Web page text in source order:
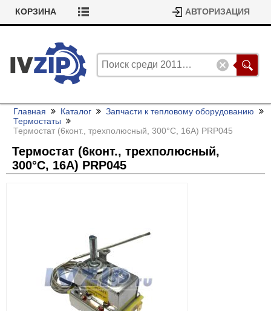
КОРЗИНА АВТОРИЗАЦИЯ
Главная Каталог
Запчасти к тепловому оборудованию
Термостаты
Термостат (6конт., трехполюсный, 300°C, 16A) PRP045
Термостат (6конт., трехполюсный,
300°C, 16A) PRP045